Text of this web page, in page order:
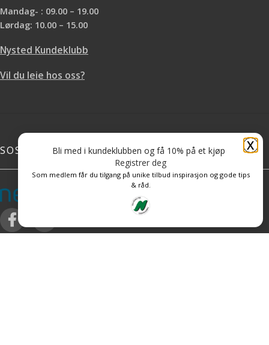
Mandag- : 09.00 – 19.00
Lørdag: 10.00 – 15.00
Nysted Kundeklubb
Vil du leie hos oss?
SOSIALE MEDIER X
Bli med i kundeklubben og få 10% på et kjøp
Registrer deg
Som medlem får du tilgang på unike tilbud inspirasjon og gode tips
& råd.